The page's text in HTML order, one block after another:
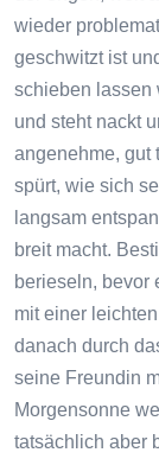
wieder
geschwitzt ist
schieben lassen
und steht nackt
angenehme, gut
spürt, wie sich
langsam
breit macht.
berieseln, bevor
mit einer
danach durch
seine Freundin
Morgensonne
tatsächlich aber